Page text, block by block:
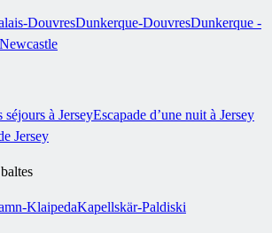
DouvresDunkerque-DouvresDunkerque -
séjours à JerseyEscapade d’une nuit à Jersey
Jersey
KlaipedaKapellskär-Paldiski